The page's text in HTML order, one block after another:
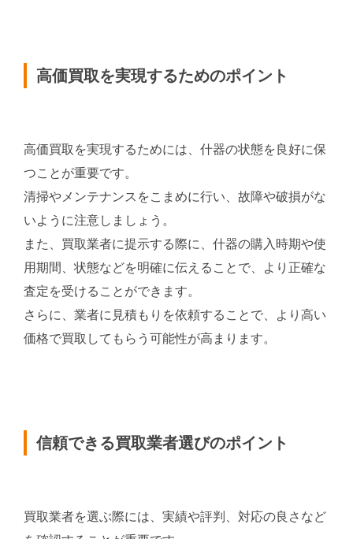
高価買取を実現するためのポイント
高価買取を実現するためには、什器の状態を良好に保
つことが重要です。
清掃やメンテナンスをこまめに行い、故障や破損がな
いように注意しましょう。
また、買取業者に提示する際に、什器の購入時期や使
用期間、状態などを明確に伝えることで、より正確な
査定を受けることができます。
さらに、業者に見積もりを依頼することで、より高い
価格で買取してもらう可能性が高まります。
信頼できる買取業者選びのポイント
買取業者を選ぶ際には、実績や評判、対応の良さなど